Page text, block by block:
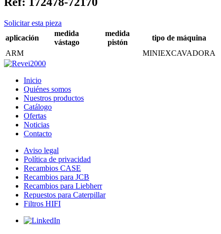
Solicitar esta pieza
aplicación
medida
vástago
medida
pistón
tipo de máquina
ARM
MINIEXCAVADORA
Inicio
Quiénes somos
Nuestros productos
Catálogo
Ofertas
Noticias
Contacto
Aviso legal
Política de privacidad
Recambios CASE
Recambios para JCB
Recambios para Liebherr
Repuestos para Caterpillar
Filtros HIFI